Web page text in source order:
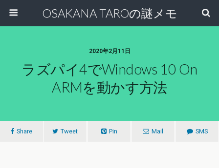
OSAKANA TAROの謎メモ
2020年2月11日
ラズパイ4でWindows 10 On
ARMを動かす方法
Share Tweet Pin Mail SMS